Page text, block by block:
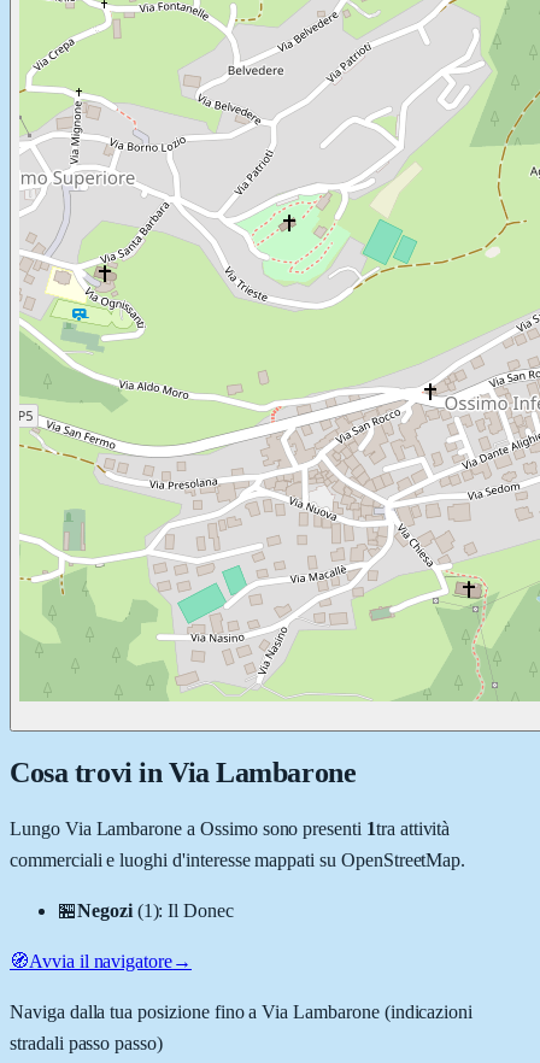
Cosa trovi in Via Lambarone
Lungo Via Lambarone a Ossimosono presenti 1tra attività
commerciali e luoghi d'interesse mappati su OpenStreetMap.
🏪Negozi (1):Il Donec
🧭Avvia il navigatore→
Naviga dalla tua posizione fino aVia Lambarone(indicazioni
stradali passo passo)